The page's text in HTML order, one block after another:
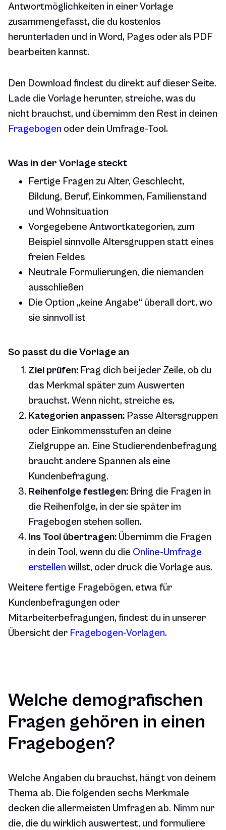
Antwortmöglichkeiten in einer Vorlage
zusammengefasst, die du kostenlos
herunterladen und in Word, Pages oder als PDF
bearbeiten kannst.
Den Download findest du direkt auf dieser Seite.
Lade die Vorlage herunter, streiche, was du
nicht brauchst, und übernimm den Rest in deinen
Fragebogen oder dein Umfrage-Tool.
Was in der Vorlage steckt
Fertige Fragen zu Alter, Geschlecht,
Bildung, Beruf, Einkommen, Familienstand
und Wohnsituation
Vorgegebene Antwortkategorien, zum
Beispiel sinnvolle Altersgruppen statt eines
freien Feldes
Neutrale Formulierungen, die niemanden
ausschließen
Die Option „keine Angabe“ überall dort, wo
sie sinnvoll ist
So passt du die Vorlage an
Ziel prüfen: Frag dich bei jeder Zeile, ob du
das Merkmal später zum Auswerten
brauchst. Wenn nicht, streiche es.
Kategorien anpassen: Passe Altersgruppen
oder Einkommensstufen an deine
Zielgruppe an. Eine Studierendenbefragung
braucht andere Spannen als eine
Kundenbefragung.
Reihenfolge festlegen: Bring die Fragen in
die Reihenfolge, in der sie später im
Fragebogen stehen sollen.
Ins Tool übertragen: Übernimm die Fragen
in dein Tool, wenn du die Online-Umfrage
erstellen willst, oder druck die Vorlage aus.
Weitere fertige Fragebögen, etwa für
Kundenbefragungen oder
Mitarbeiterbefragungen, findest du in unserer
Übersicht der Fragebogen-Vorlagen.
Welche demografischen
Fragen gehören in einen
Fragebogen?
Welche Angaben du brauchst, hängt von deinem
Thema ab. Die folgenden sechs Merkmale
decken die allermeisten Umfragen ab. Nimm nur
die, die du wirklich auswertest, und formuliere